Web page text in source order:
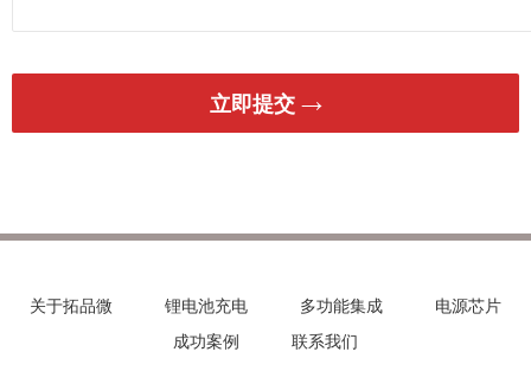
立即提交 →
关于拓品微 锂电池充电 多功能集成
电源芯片
成功案例
联系我们